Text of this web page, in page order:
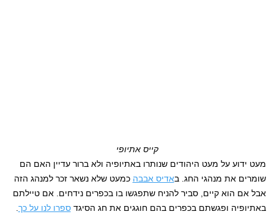
קייס אתיופי
מעט ידוע על מעט היהודים שנותרו באתיופיה ולא ברור עדיין האם הם
שומרים את מנהגי החג. באדיס אבבה כמעט שלא נשאר זכר למנהג הזה
אבל אם הוא קיים, סביר להניח שתפגשו בו בכפרים נידחים. אם טיילתם
באתיופיה ופגשתם בכפרים בהם חוגגים את חג הסיגדספרו לנו על כך.